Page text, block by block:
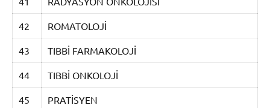
42 ROMATOLOJİ
43 TIBBİ FARMAKOLOJİ
44 TIBBİ ONKOLOJİ
45 PRATİSYEN